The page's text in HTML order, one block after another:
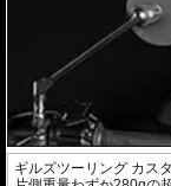
ギルズツーリング カス